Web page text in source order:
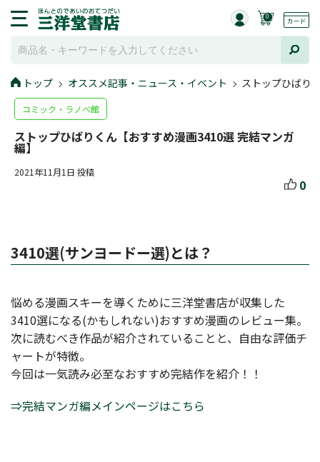
0
トップ オススメ記事・ニュース・イベント ストップひばり
コミック・ラノベ館
ストップひばりくん【おすすめ漫画3410選 完結マンガ
編】
2021年11月1日 投稿
0
3410選(サンヨードー選)とは？
悩める漫画スキーを導くために三洋堂書店が収集した
3410選になる(かもしれない)おすすめ漫画のレビュー集。
次に読むべき作品が紹介されていることと、自由な評価チ
ャートが特徴。
今回は一気読み必至なおすすめ完結作を紹介！！
⇒完結マンガ編メインページはこちら